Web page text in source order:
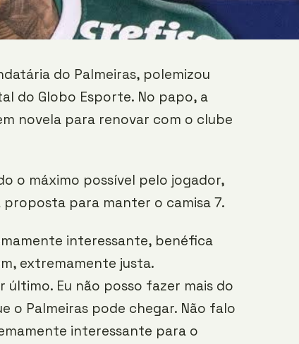
do Palmeiras, polemizou
do Globo Esporte. No papo, a
novela para renovar com o clube
o máximo possível pelo jogador,
para manter o camisa 7.
interessante, benéfica
extremamente justa.
Eu não posso fazer mais do
o Palmeiras pode chegar. Não falo
interessante para o